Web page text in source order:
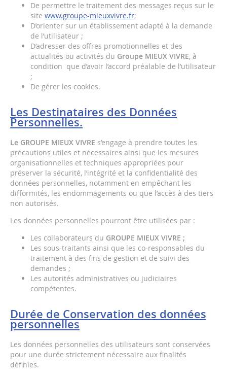
De permettre le traitement des messages reçus sur le
site www.groupe-mieuxvivre.fr;
D’orienter sur un établissement adapté à la demande
de l’utilisateur ;
D’adresser des offres promotionnelles et des
actualités ou activités du Groupe MIEUX VIVRE, à
condition que d’avoir l’accord préalable de l’utilisateur
;
De gérer les cookies.
Les Destinataires des Données
Personnelles.
Le GROUPE MIEUX VIVRE s’engage à prendre toutes les
précautions utiles et nécessaires ainsi que les mesures
organisationnelles et techniques appropriées pour
préserver la sécurité, l’intégrité et la confidentialité des
données personnelles, notamment en empêchant les
difformités, les endommagements ou que l’accès à des tiers
non autorisés.
Les données personnelles pourront être utilisées par :
Les collaborateurs du GROUPE MIEUX VIVRE ;
Les sous-traitants ainsi que les co-responsables du
traitement à des fins de gestion et de suivi des
demandes ;
Les autorités administratives ou judiciaires
compétentes.
Durée de Conservation des données
personnelles
Les données personnelles des utilisateurs sont conservées
pour une durée strictement nécessaire aux finalités
définies.